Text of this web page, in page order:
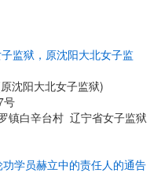
监狱，原沈阳大北女子监
沈阳大北女子监狱)
号
镇白辛台村 辽宁省女子监狱
学员赫立中的责任人的通告